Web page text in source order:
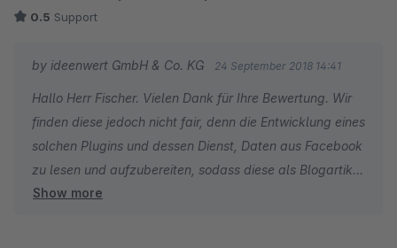
0.5 Support
by ideenwert GmbH & Co. KG 24 September 2018 14:41
Hallo Herr Fischer. Vielen Dank für Ihre Bewertung. Wir
finden diese jedoch nicht fair, denn die Entwicklung eines
solchen Plugins und dessen Dienst, Daten aus Facebook
zu lesen und aufzubereiten, sodass diese als Blogartikel
in Ihrem Shop eingebunden werden können, ist kein
Show more